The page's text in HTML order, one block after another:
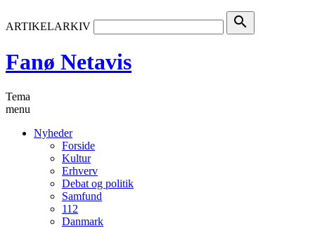
ARTIKELARKIV search
Fanø Netavis
Tema
menu
Nyheder
Forside
Kultur
Erhverv
Debat og politik
Samfund
112
Danmark